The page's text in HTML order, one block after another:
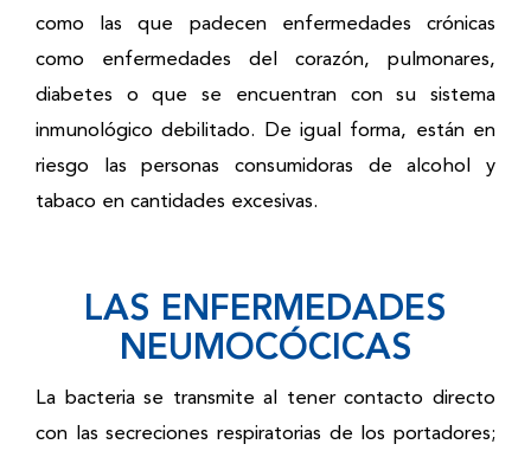
como las que padecen enfermedades crónicas
como enfermedades del corazón, pulmonares,
diabetes o que se encuentran con su sistema
inmunológico debilitado. De igual forma, están en
riesgo las personas consumidoras de alcohol y
tabaco en cantidades excesivas.
LAS ENFERMEDADES
NEUMOCÓCICAS
La bacteria se transmite al tener contacto directo
con las secreciones respiratorias de los portadores;